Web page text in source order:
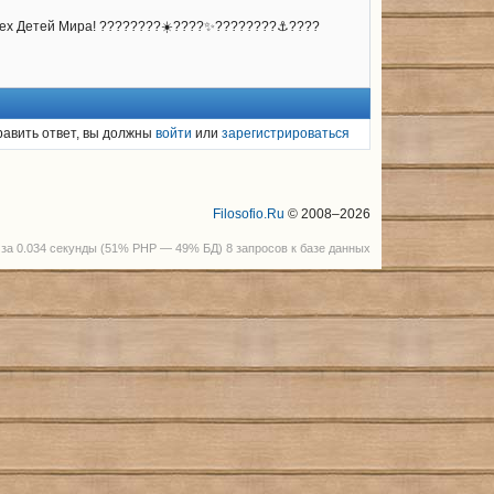
Детей Мира! ????????☀️????✨????????⚓????️
ответ, вы должны войти или зарегистрироваться
Filosofio.Ru © 2008–2026
0.034 секунды (51% PHP — 49% БД) 8 запросов к базе данных